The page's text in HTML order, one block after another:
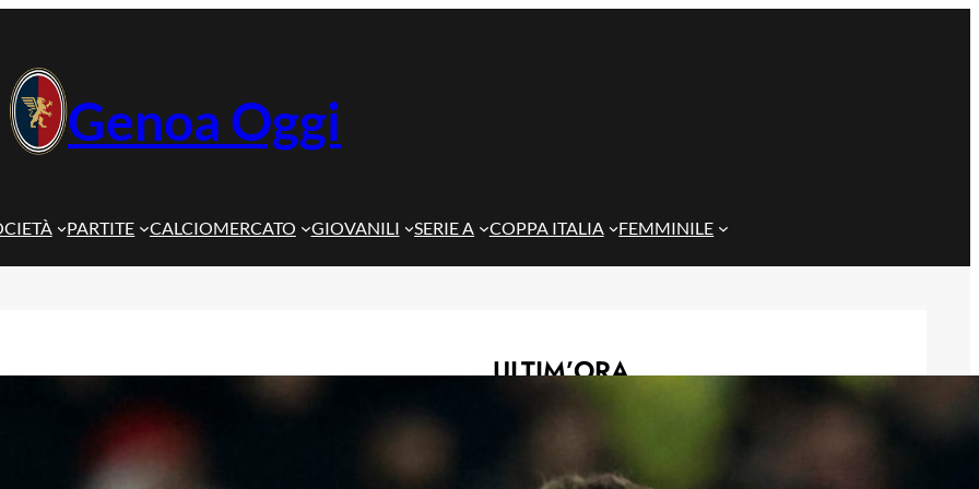
Genoa Oggi
PARTITE CALCIOMERCATO GIOVANILI SERIE A COPPA ITALIA FEMMINILE
ULTIM’ORA
Masini verso l’addio al Genoa, il
centrocampista